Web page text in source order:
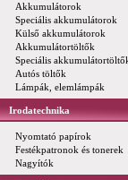
Akkumulátorok
Speciális akkumulátorok
Külső akkumulátorok
Akkumulátortöltők
Speciális
Autós töltők
Lámpák, elemlámpák
Irodatechnika
Nyomtató papírok
Festékpatronok és tonerek
Nagyítók